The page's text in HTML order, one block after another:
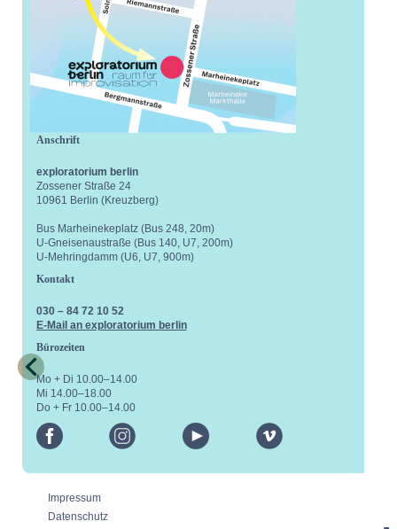
Anschrift
exploratorium berlin
Zossener Straße 24
10961 Berlin (Kreuzberg)
Bus Marheinekeplatz (Bus 248, 20m)
U-Gneisenaustraße (Bus 140, U7, 200m)
U-Mehringdamm (U6, U7, 900m)
Kontakt
030 – 84 72 10 52
E-Mail an exploratorium berlin
Bürozeiten
Mo + Di 10.00–14.00
Mi 14.00–18.00
Do + Fr 10.00–14.00
facebook
instagram youtube vimeo
Impressum
Datenschutz